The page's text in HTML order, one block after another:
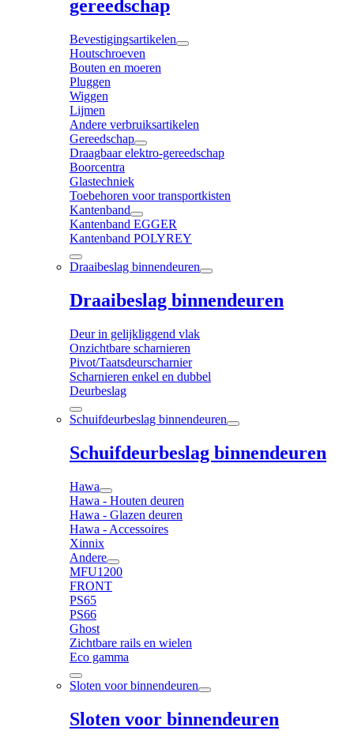
gereedschap
Bevestigingsartikelen
Houtschroeven
Bouten en moeren
Pluggen
Wiggen
Lijmen
Andere verbruiksartikelen
Gereedschap
Draagbaar elektro-gereedschap
Boorcentra
Glastechniek
Toebehoren voor transportkisten
Kantenband
Kantenband EGGER
Kantenband POLYREY
Draaibeslag binnendeuren
Draaibeslag binnendeuren
Deur in gelijkliggend vlak
Onzichtbare scharnieren
Pivot/Taatsdeurscharnier
Scharnieren enkel en dubbel
Deurbeslag
Schuifdeurbeslag binnendeuren
Schuifdeurbeslag binnendeuren
Hawa
Hawa - Houten deuren
Hawa - Glazen deuren
Hawa - Accessoires
Xinnix
Andere
MFU1200
FRONT
PS65
PS66
Ghost
Zichtbare rails en wielen
Eco gamma
Sloten voor binnendeuren
Sloten voor binnendeuren